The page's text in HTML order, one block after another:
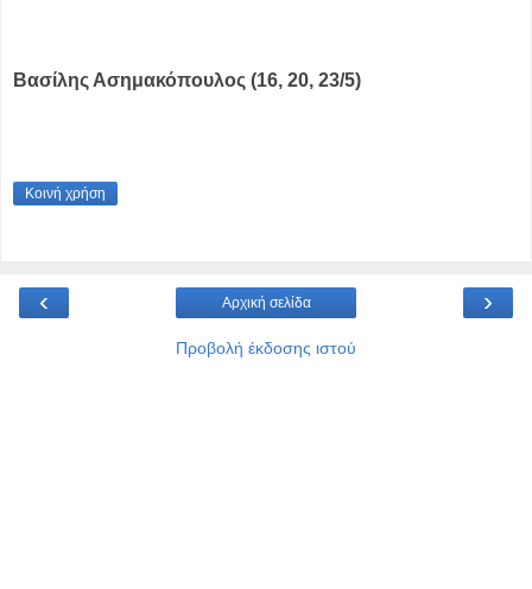
Βασίλης Ασημακόπουλος (16, 20, 23/5)
Κοινή χρήση
‹ ›
Αρχική σελίδα
Προβολή έκδοσης ιστού